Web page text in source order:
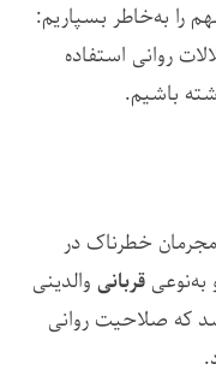
را به‌خاطر بسپاریم:
روانی استفاده
باشیم.
خطرناک در
قربانی والدینی
که صلاحیت روانی